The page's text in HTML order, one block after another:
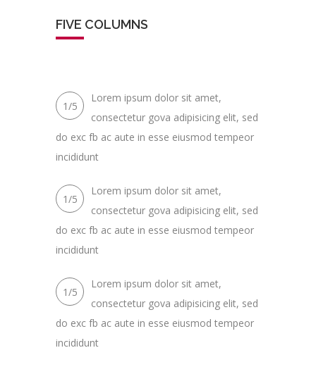
FIVE COLUMNS
1/5
Lorem ipsum dolor sit amet,
consectetur gova adipisicing elit, sed
do exc fb ac aute in esse eiusmod tempeor
incididunt
1/5
Lorem ipsum dolor sit amet,
consectetur gova adipisicing elit, sed
do exc fb ac aute in esse eiusmod tempeor
incididunt
1/5
Lorem ipsum dolor sit amet,
consectetur gova adipisicing elit, sed
do exc fb ac aute in esse eiusmod tempeor
incididunt